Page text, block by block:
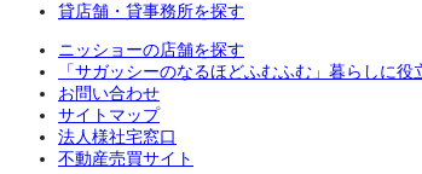
貸店舗・貸事務所を探す
ニッショーの店舗を探す
「サガッシーのなるほどふむふむ」暮らしに
お問い合わせ
サイトマップ
法人様社宅窓口
不動産売買サイト